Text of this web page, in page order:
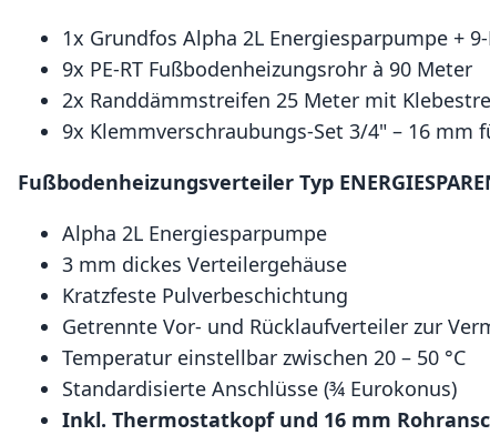
1x Grundfos Alpha 2L Energiesparpumpe +
9x PE-RT Fußbodenheizungsrohr à 90 Meter
2x Randdämmstreifen 25 Meter mit
9x Klemmverschraubungs-Set 3/4" – 16 mm
Fußbodenheizungsverteiler Typ
Alpha 2L Energiesparpumpe
3 mm dickes Verteilergehäuse
Kratzfeste Pulverbeschichtung
Getrennte Vor- und Rücklaufverteiler zur
Temperatur einstellbar zwischen 20 – 50 °C
Standardisierte Anschlüsse (¾ Eurokonus)
Inkl. Thermostatkopf und 16 mm